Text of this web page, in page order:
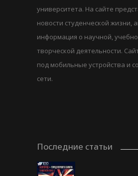
университета. На сайте
новости студенческой жизни,
информация о научной,
творческой деятельности.
под мобильные устройства и
сети.
Последние статьи